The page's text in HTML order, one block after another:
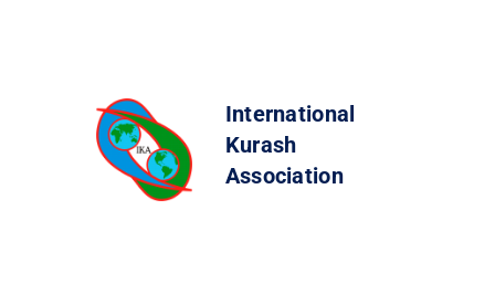
International
Kurash
Association